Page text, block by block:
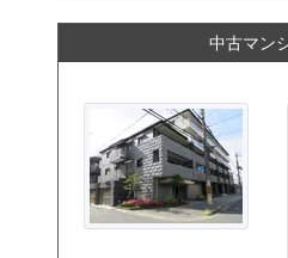
中古マン